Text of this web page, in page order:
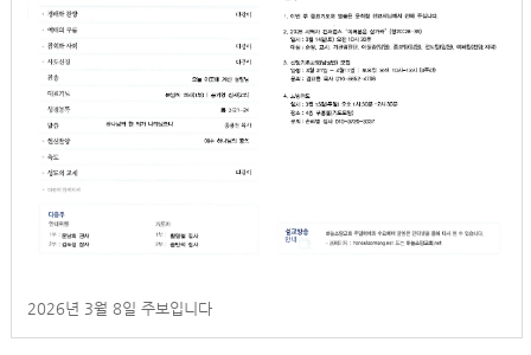
2026년 3월 8일 주보입니다